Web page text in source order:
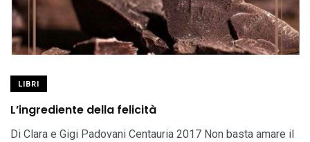
LIBRI
L’ingrediente della felicità
Di Clara e Gigi Padovani Centauria 2017 Non basta amare il